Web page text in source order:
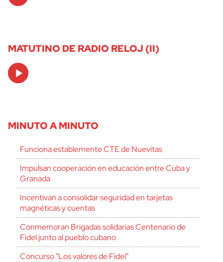
MATUTINO DE RADIO RELOJ (II)
Audio
Player
MINUTO A MINUTO
Funciona establemente CTE de Nuevitas
Impulsan cooperación en educación entre Cuba y
Granada
Incentivan a consolidar seguridad en tarjetas
magnéticas y cuentas
Conmemoran Brigadas solidarias Centenario de
Fidel junto al pueblo cubano
Concurso “Los valores de Fidel”